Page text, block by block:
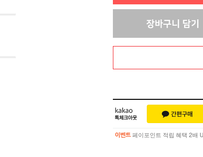
이벤트 페이포인트 적립 혜택 2배